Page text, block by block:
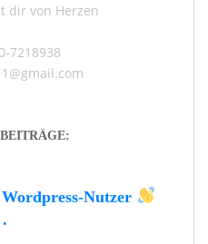
dir von Herzen
7218938
Nutzer
.